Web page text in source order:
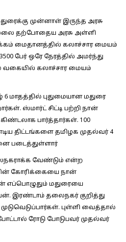
முன்னாள் இருந்த அரசு
தற்போதைய அரசு அள்ளி
மைதானத்தில் கலாச்சார மையம்
பேர் ஒரே நேரத்தில் அமர்ந்து
வகையில் கலாச்சார மையம்
6 மாதத்தில் புதுமையான மதுரை
ஸ்மார்ட் சிட்டி பற்றி நான்
பார்த்தார்கள். 100
திட்டங்களை தமிழக முதல்வர் 4
படைத்துள்ளார்
வேண்டும் என்ற
கோரிக்கையை நான்
எப்பொழுதும் மதுரையை
இரண்டாம் தலைநகர் குறித்து
புள்ளி வைத்தால்
ரோடு போடுபவர் முதல்வர்